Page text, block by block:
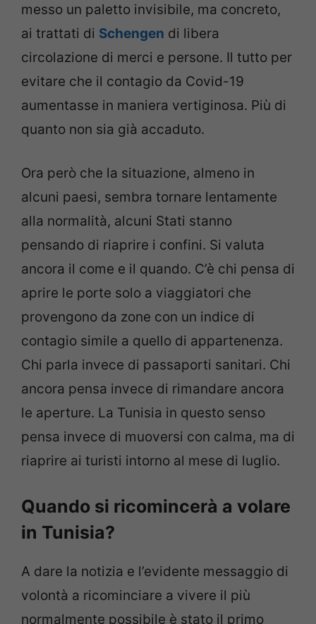
messo un paletto invisibile, ma concreto,
ai trattati di Schengen di libera
circolazione di merci e persone. Il tutto per
evitare che il contagio da Covid-19
aumentasse in maniera vertiginosa. Più di
quanto non sia già accaduto.
Ora però che la situazione, almeno in
alcuni paesi, sembra tornare lentamente
alla normalità, alcuni Stati stanno
pensando di riaprire i confini. Si valuta
ancora il come e il quando. C’è chi pensa di
aprire le porte solo a viaggiatori che
provengono da zone con un indice di
contagio simile a quello di appartenenza.
Chi parla invece di passaporti sanitari. Chi
ancora pensa invece di rimandare ancora
le aperture. La Tunisia in questo senso
pensa invece di muoversi con calma, ma di
riaprire ai turisti intorno al mese di luglio.
Quando si ricomincerà a volare
in Tunisia?
A dare la notizia e l’evidente messaggio di
volontà a ricominciare a vivere il più
normalmente possibile è stato il primo